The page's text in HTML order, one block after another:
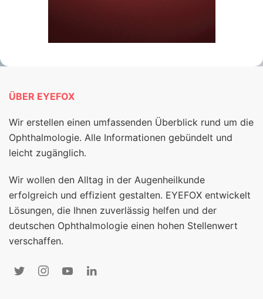
ÜBER EYEFOX
Wir erstellen einen umfassenden Überblick rund um die
Ophthalmologie. Alle Informationen gebündelt und
leicht zugänglich.
Wir wollen den Alltag in der Augenheilkunde
erfolgreich und effizient gestalten. EYEFOX entwickelt
Lösungen, die Ihnen zuverlässig helfen und der
deutschen Ophthalmologie einen hohen Stellenwert
verschaffen.